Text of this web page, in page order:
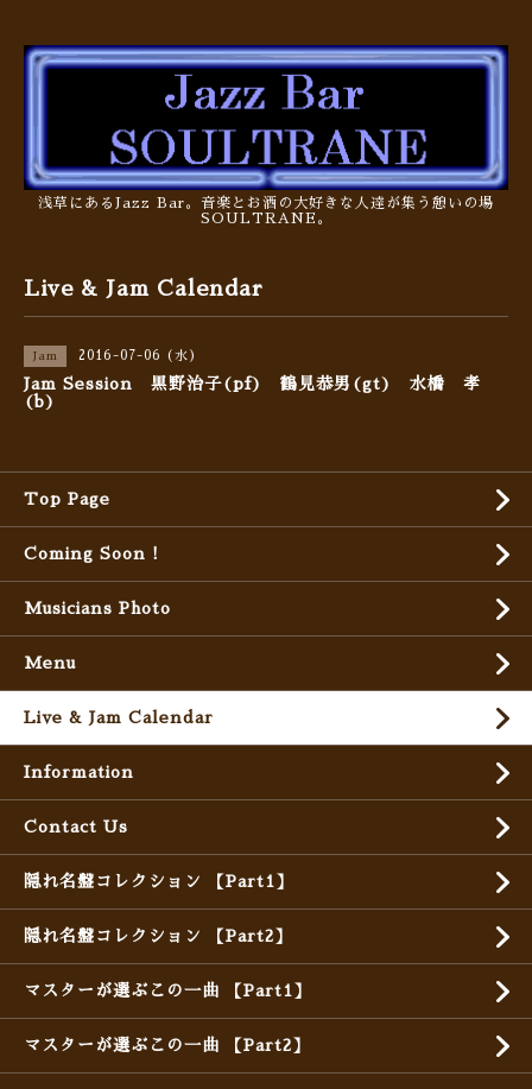
浅草にあるJazz Bar。音楽とお酒の大好きな人達が集う憩いの場
SOULTRANE。
Live & Jam Calendar
Jam 2016-07-06 (水)
Jam Session 黒野治子(pf) 鶴見恭男(gt) 水橋 孝
(b)
Top Page
Coming Soon !
Musicians Photo
Menu
Live & Jam Calendar
Information
Contact Us
隠れ名盤コレクション 【Part1】
隠れ名盤コレクション 【Part2】
マスターが選ぶこの一曲 【Part1】
マスターが選ぶこの一曲 【Part2】